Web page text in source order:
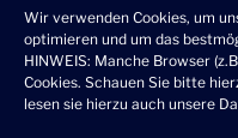
Wir verwenden Cookies, um
optimieren und um das
HINWEIS: Manche Browser
Cookies. Schauen Sie bitte
lesen sie hierzu auch unsere